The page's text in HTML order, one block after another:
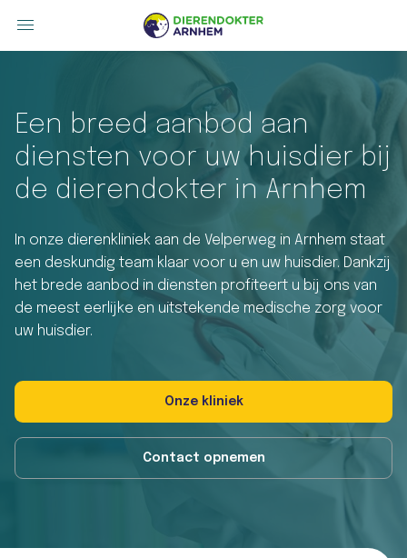
Een breed aanbod aan
diensten voor uw huisdier bij
de dierendokter in Arnhem
In onze dierenkliniek aan de Velperweg in Arnhem staat
een deskundig team klaar voor u en uw huisdier. Dankzij
het brede aanbod in diensten profiteert u bij ons van
de meest eerlijke en uitstekende medische zorg voor
uw huisdier.
Onze kliniek
Contact opnemen